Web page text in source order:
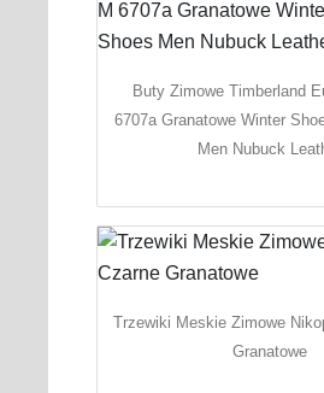
Buty Zimowe Timberland
6707a Granatowe Winter
Men Nubuck
Trzewiki Meskie Zimowe
Granatowe